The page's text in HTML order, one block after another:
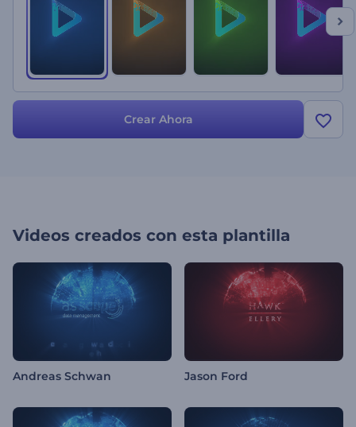
Crear Ahora
Videos creados con esta plantilla
Andreas Schwan Jason Ford